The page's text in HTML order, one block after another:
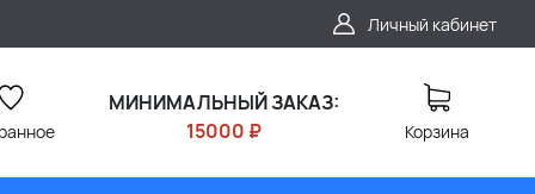
Личный кабинет
МИНИМАЛЬНЫЙ ЗАКАЗ:
15000 ₽
Корзина